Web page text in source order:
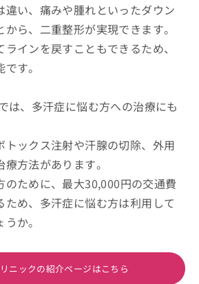
違い、痛みや腫れといったダウン
ら、二重整形が実現できます。
インを戻すこともできるため、
す。
は、多汗症に悩む方への治療にも
トックス注射や汗腺の切除、外用
方法があります。
のために、最大30,000円の交通費
ため、多汗症に悩む方は利用して
か。
ニックの紹介ページはこちら